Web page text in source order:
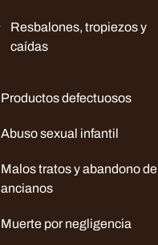
Resbalones, tropiezos y
caídas
Productos defectuosos
Abuso sexual infantil
Malos tratos y abandono de
ancianos
Muerte por negligencia